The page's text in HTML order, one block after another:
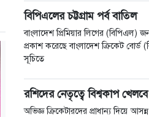
বিপিএলের চট্টগ্রাম পর্ব বাতিল
বাংলাদেশ প্রিমিয়ার লিগের (বিপিএল)
প্রকাশ করেছে বাংলাদেশ ক্রিকেট বোর্ড
সূচিতে
রশিদের নেতৃত্বে বিশ্বকাপ
অভিজ্ঞ ক্রিকেটারদের প্রাধান্য দিয়ে